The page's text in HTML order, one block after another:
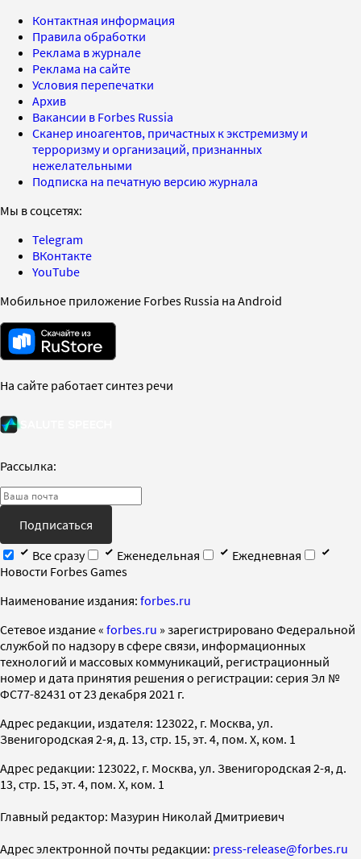
Контактная информация
Правила обработки
Реклама в журнале
Реклама на сайте
Условия перепечатки
Архив
Вакансии в Forbes Russia
Сканер иноагентов, причастных к экстремизму и
терроризму и организаций, признанных
нежелательными
Подписка на печатную версию журнала
Мы в соцсетях:
Telegram
ВКонтакте
YouTube
Мобильное приложение Forbes Russia на Android
На сайте работает синтез речи
Рассылка:
Подписаться
Все сразу
Еженедельная
Ежедневная
Новости Forbes Games
Наименование издания: forbes.ru
Cетевое издание « forbes.ru » зарегистрировано Федеральной
службой по надзору в сфере связи, информационных
технологий и массовых коммуникаций, регистрационный
номер и дата принятия решения о регистрации: серия Эл №
ФС77-82431 от 23 декабря 2021 г.
Адрес редакции, издателя: 123022, г. Москва, ул.
Звенигородская 2-я, д. 13, стр. 15, эт. 4, пом. X, ком. 1
Адрес редакции: 123022, г. Москва, ул. Звенигородская 2-я, д.
13, стр. 15, эт. 4, пом. X, ком. 1
Главный редактор: Мазурин Николай Дмитриевич
Адрес электронной почты редакции: press-release@forbes.ru